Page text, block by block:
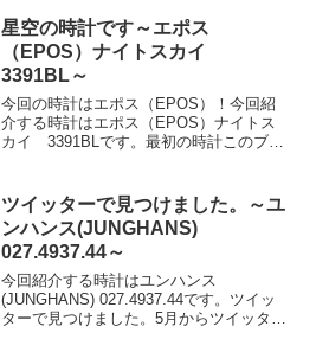
星空の時計です～エポス
（EPOS）ナイトスカイ
3391BL～
今回の時計はエポス（EPOS）！今回紹
介する時計はエポス（EPOS）ナイトス
カイ 3391BLです。最初の時計このブロ
が、別の理由もありましてその理由は、
また後日と言う...
ツイッターで見つけました。～ユ
ンハンス(JUNGHANS)
027.4937.44～
今回紹介する時計はユンハンス
(JUNGHANS) 027.4937.44です。ツイッ
ターで見つけました。5月からツイッター